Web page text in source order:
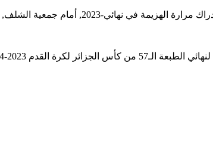
والعودة لسكة الانتصارات عبر بوابة المولودية”.
بملعب 5 جويلية الاولمبي على الساعة 00ر17.